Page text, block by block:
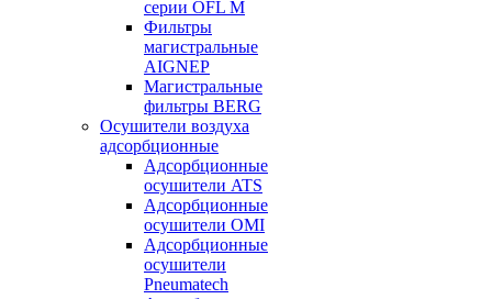
серии OFL M
Фильтры
магистральные
AIGNEP
Магистральные
фильтры BERG
Осушители воздуха
адсорбционные
Адсорбционные
осушители ATS
Адсорбционные
осушители OMI
Адсорбционные
осушители
Pneumatech